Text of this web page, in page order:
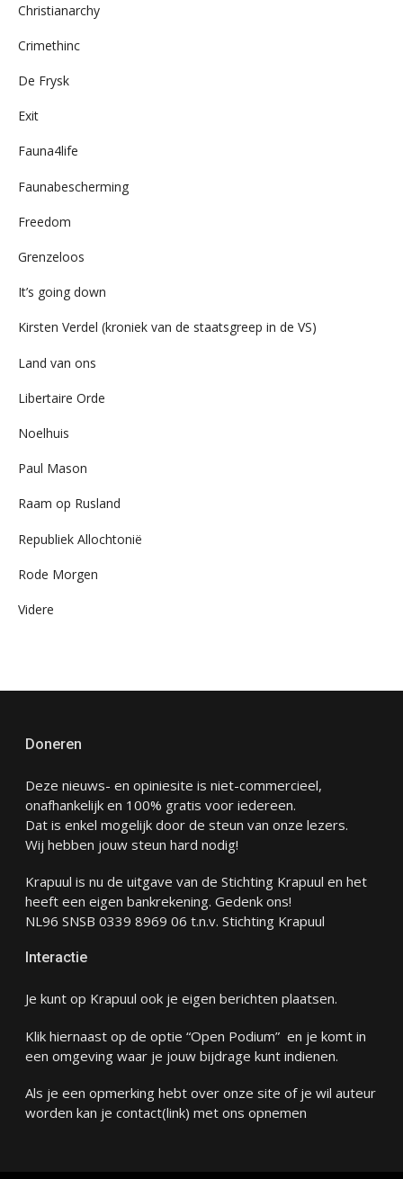
Christianarchy
Crimethinc
De Frysk
Exit
Fauna4life
Faunabescherming
Freedom
Grenzeloos
It’s going down
Kirsten Verdel (kroniek van de staatsgreep in de VS)
Land van ons
Libertaire Orde
Noelhuis
Paul Mason
Raam op Rusland
Republiek Allochtonië
Rode Morgen
Videre
Doneren
Deze nieuws- en opiniesite is niet-commercieel,
onafhankelijk en 100% gratis voor iedereen.
Dat is enkel mogelijk door de steun van onze lezers.
Wij hebben jouw steun hard nodig!
Krapuul is nu de uitgave van de Stichting Krapuul en het
heeft een eigen bankrekening. Gedenk ons!
NL96 SNSB 0339 8969 06 t.n.v. Stichting Krapuul
Interactie
Je kunt op Krapuul ook je eigen berichten plaatsen.
Klik hiernaast op de optie “Open Podium” en je komt in
een omgeving waar je jouw bijdrage kunt indienen.
Als je een opmerking hebt over onze site of je wil auteur
worden kan je contact(link) met ons opnemen